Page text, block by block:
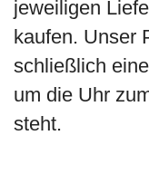
jeweiligen
kaufen. Unser
schließlich
um die Uhr
steht.